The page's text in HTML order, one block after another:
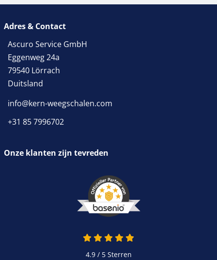
Adres & Contact
Ascuro Service GmbH
Eggenweg 24a
79540 Lörrach
Duitsland
info@kern-weegschalen.com
+31 85 7996702
Onze klanten zijn tevreden
4.9 / 5Sterren